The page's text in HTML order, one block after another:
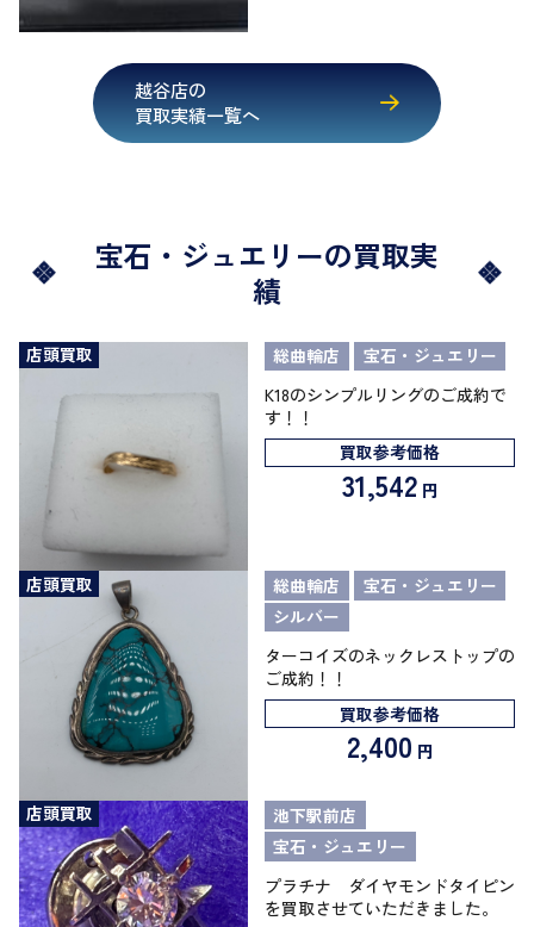
越谷店の
買取実績一覧へ
宝石・ジュエリーの買取実
績
店頭買取 総曲輪店
宝石・ジュエリー
K18のシンプルリングのご成約で
す！！
買取参考価格
31,542 円
店頭買取 総曲輪店
宝石・ジュエリー
シルバー
ターコイズのネックレストップの
ご成約！！
買取参考価格
2,400 円
店頭買取
池下駅前店
宝石・ジュエリー
プラチナ ダイヤモンドタイピン
を買取させていただきました。